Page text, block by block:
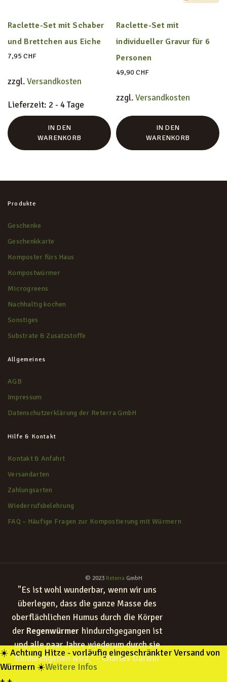
Raclette-Set mit Schaber
und Brettchen aus Eiche
7,95 CHF
zzgl.Versandkosten
Lieferzeit: 2 - 4 Tage
IN DEN
WARENKORB
Raclette-Set mit
individueller Gravur für 6
Personen
49,90CHF
zzgl.Versandkosten
IN DEN
WARENKORB
Produkte
Geschenke
Geschenkkarte
Komposter fürs Haus
Kompostwürmer
Microgreens
Nachhaltig kochen
Sonstiges
Substrate & Zusatzstoffe
Allgemeines
AGB
Impressum
Datenschutzerklärung der Reterra GmbH
Hilfe & Kontakt
Kontakt & Anfahrt
Versandarten
Zahlungsarten
Wiederrufsbelehrung
FAQ – Häufige Fragen zur Kompostierung mit Würmern
© 2023 Reterra GmbH
"Es ist wohl wunderbar, wenn wir uns
überlegen, dass die ganze Masse des
oberflächlichen Humus durch die Körper
der Regenwürmer hindurchgegangen ist
und alle paar Jahre wiederum durch sie
hindurchgehen wird." - Charles Darwin
☀️ Achtung Hitze - vorläufig eingeschränkter Versand von
Würmern ☀️Weitere Infos
KONTAKT